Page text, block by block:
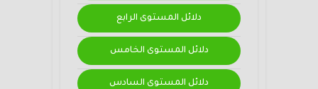
دلائل المستوى الرابع
دلائل المستوى الخامس
دلائل المستوى السادس